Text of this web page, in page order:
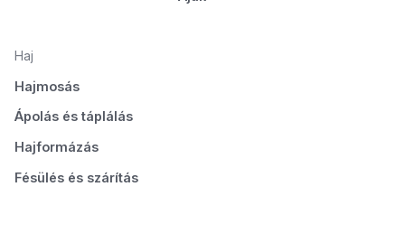
Haj
Hajmosás
Ápolás és táplálás
Hajformázás
Fésülés és szárítás